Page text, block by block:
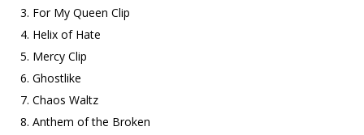
For My Queen Clip
Helix of Hate
Mercy Clip
Ghostlike
Chaos Waltz
Anthem of the Broken